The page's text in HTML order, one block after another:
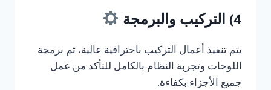
4) التركيب والبرمجة
يتم تنفيذ أعمال التركيب باحترافية عالية، ثم برمجة
اللوحات وتجربة النظام بالكامل للتأكد من عمل
جميع الأجزاء بكفاءة.